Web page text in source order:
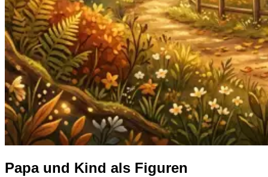
Papa und Kind als Figuren